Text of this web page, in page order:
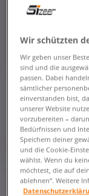
Wir schützten
Wir geben unser
sind und die
passen. Dabei
sämtlicher
einverstanden bist,
unserer Website
vorzubereiten –
Bedürfnissen und
Speichern deiner
und die Cookie-
wählst. Wenn du
möchtest, die auf
ablehnen“. Weitere